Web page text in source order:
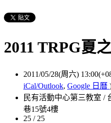
2011 TRPG夏
2011/05/28(周六)
iCal/Outlook, Google 日曆
民有活動中心第三教室 /
巷15號4樓
25 / 25